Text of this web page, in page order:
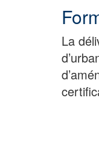
La